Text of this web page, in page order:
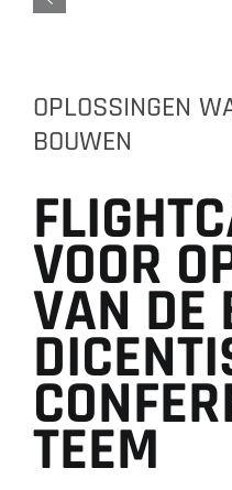
OPLOSSINGEN
BOUWEN
FLIGHTC
VOOR O
VAN DE
DICENTI
CONFER
TEEM